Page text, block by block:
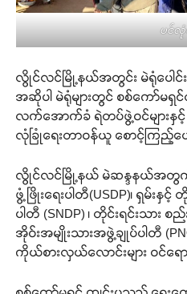
ပင်လုံ
လွိုင်လင်မြို့နယ်အတွင်း မဲရုံပေါင်း (
အဆိုပါ မဲရုံများတွင် စစ်ကော်မရှင်တ
လက်အောက်ခံ ရဲတပ်ဖွဲ့ဝင်များနှင့်
လုံခြုံရေးတာဝန်ယူ စောင့်ကြည့်ပ
လွိုင်လင်မြို့နယ် မဲဆန္ဒနယ်အတွက်
ဖွံ့ဖြိုးရေးပါတီ(USDP)၊ ရှမ်းနှ
ပါတီ (SNDP) ၊ တိုင်းရင်းသား
အိုဝ်းအမျိုးသားအဖွဲ့ချုပ်ပါတီ
ကိုယ်စားလှယ်လောင်းများ ဝင်ရ